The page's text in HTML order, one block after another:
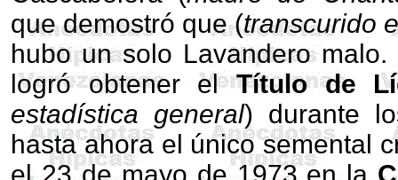
que demostró que (transcurido
hubo un solo Lavandero
logró obtener elTítulo de
estadística general) durante
hasta ahora el único semental